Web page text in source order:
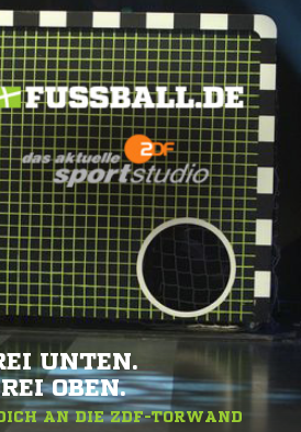
UNTEN.
OBEN.
AN DIE ZDF-TORWAND